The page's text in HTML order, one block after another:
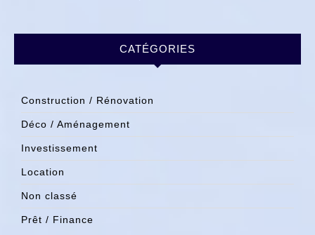
CATÉGORIES
Construction / Rénovation
Déco / Aménagement
Investissement
Location
Non classé
Prêt / Finance